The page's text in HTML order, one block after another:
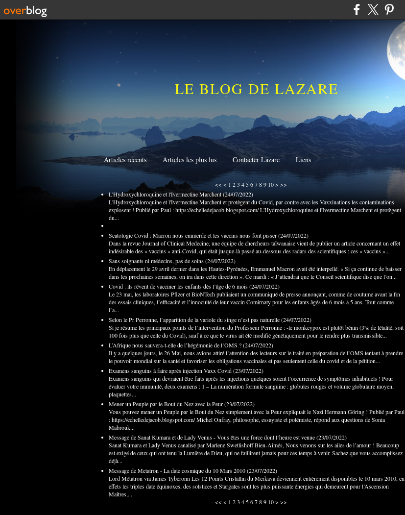
LE BLOG DE LAZARE
Articles récents Articles les plus lus Contacter Lazare Liens
<< < 1 2 3 4 5 6 7 8 9 10 > >>
L'Hydroxychloroquine et l'Ivermectine Marchent(24/07/2022)
L'Hydroxychloroquine et l'Ivermectine Marchent et protègent du Covid, par contre avec les Vaxxinations les contaminations
explosent ! Publié par Paul : https://echelledejacob.blogspot.com/ L'Hydroxychloroquine et l'Ivermectine Marchent et protègent
du...
Scatologie Covid : Macron nous emmerde et les vaccins nous font pisser(24/07/2022)
Dans la revue Journal of Clinical Medecine, une équipe de chercheurs taïwanaise vient de publier un article concernant un effet
indésirable des « vaccins » anti-Covid, qui était jusque-là passé au-dessous des radars des scientifiques : ces « vaccins »...
Sans soignants ni médecins, pas de soins(24/07/2022)
En déplacement le 29 avril dernier dans les Hautes-Pyrénées, Emmanuel Macron avait été interpellé. « Si ça continue de baisser
dans les prochaines semaines, on ira dans cette direction ». Ce mardi : « J’attendrai que le Conseil scientifique dise que l’on...
Covid : ils rêvent de vacciner les enfants dès l’âge de 6 mois(24/07/2022)
Le 23 mai, les laboratoires Pfizer et BioNTech publiaient un communiqué de presse annonçant, comme de coutume avant la fin
des essais cliniques, l’efficacité et l’innocuité de leur vaccin Comirnaty pour les enfants âgés de 6 mois à 5 ans. Tout comme
l’a...
Selon le Pr Perronne, l’apparition de la variole du singe n’est pas naturelle(24/07/2022)
Si je résume les principaux points de l’intervention du Professeur Perronne : -le monkeypox est plutôt bénin (3% de létalité, soit
100 fois plus que celle du Covid), sauf à ce que le virus ait été modifié génétiquement pour le rendre plus transmissible...
L’Afrique nous sauvera-t-elle de l’hégémonie de l’OMS ?(24/07/2022)
Il y a quelques jours, le 26 Mai, nous avions attiré l’attention des lecteurs sur le traité en préparation de l’OMS tentant à prendre
le pouvoir mondial sur la santé et favoriser les obligations vaccinales et pas seulement celle du covid et de la pétition...
Examens sanguins à faire après injection Vaxx Covid(23/07/2022)
Examens sanguins qui devraient être faits après les injections quelques soient l’occurrence de symptômes inhabituels ! Pour
évaluer votre immunité, deux examens : 1 – La numération formule sanguine : globules rouges et volume globulaire moyen,
plaquettes...
Mener un Peuple par le Bout du Nez avec la Peur(23/07/2022)
Vous pouvez mener un Peuple par le Bout du Nez simplement avec la Peur expliquait le Nazi Hermann Göring ! Publié par Paul
: https://echelledejacob.blogspot.com/ Michel Onfray, philosophe, essayiste et polémiste, répond aux questions de Sonia
Mabrouk...
Message de Sanat Kumara et de Lady Venus - Vous êtes une force dont l’heure est venue(23/07/2022)
Sanat Kumara et Lady Venus canalisé par Marlene Swetlishoff Bien-Aimés, Nous venons sur les ailes de l’amour ! Beaucoup
est exigé de ceux qui ont tenu la Lumière de Dieu, qui ne faillirent jamais pour ces temps à venir. Sachez que vous accomplissez
déjà...
Message de Metatron - La date cosmique du 10 Mars 2010(23/07/2022)
Lord Métatron via James Tyberonn Les 12 Points Cristallin du Merkava deviennent entièrement disponibles le 10 mars 2010, en
effets les triples date équinoxes, des solstices et Stargates sont les plus puissante énergies qui demeurent pour l’Ascension
Maîtres,...
<< < 1 2 3 4 5 6 7 8 9 10 > >>